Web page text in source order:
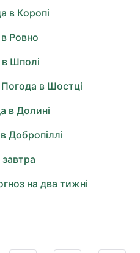
в Коропі
Ровно
Шполі
Погода в Шостці
в Долині
Добропіллі
на два тижні